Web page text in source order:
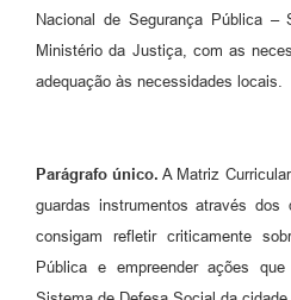
Nacional de Segurança Pública –
Ministério da Justiça, com as
adequação às necessidades locais.
Parágrafo único. A Matriz
guardas instrumentos através dos
consigam refletir criticamente
Pública e empreender ações